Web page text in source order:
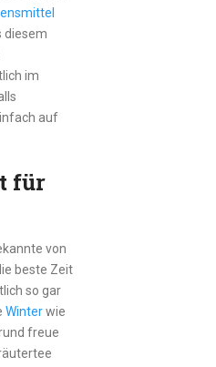
diesem
im
auf
für
von
beste Zeit
so gar
Winterwie
freue